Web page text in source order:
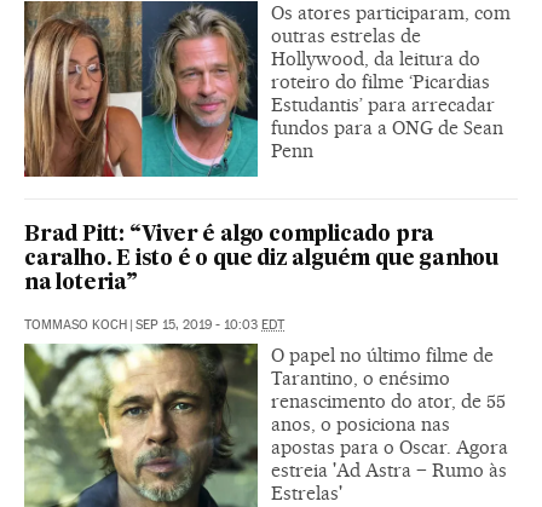
Os atores participaram, com
outras estrelas de
Hollywood, da leitura do
roteiro do filme ‘Picardias
Estudantis’ para arrecadar
fundos para a ONG de Sean
Penn
Brad Pitt: “Viver é algo complicado pra
caralho. E isto é o que diz alguém que ganhou
na loteria”
TOMMASO KOCH SEP 15, 2019 - 10:03 EDT
O papel no último filme de
Tarantino, o enésimo
renascimento do ator, de 55
anos, o posiciona nas
apostas para o Oscar. Agora
estreia 'Ad Astra – Rumo às
Estrelas'